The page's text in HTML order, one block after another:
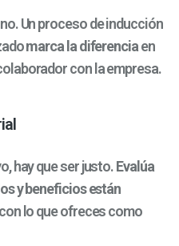
Un proceso de inducción
marca la diferenciaen
con la empresa.
hay que ser justo.Evalúa
y beneficios están
lo que ofreces como